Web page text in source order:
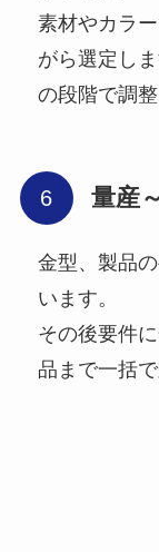
素材やカラ
がら選定し
の段階で調整
量産
金型、製品
います。
その後要件
品まで一括